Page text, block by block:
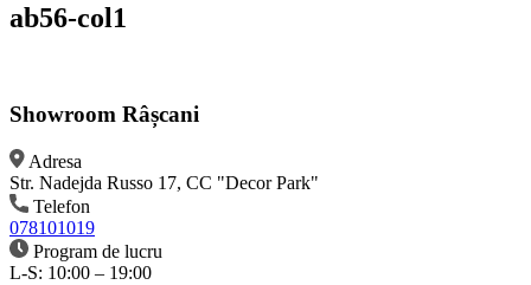
ab56-col1
Showroom Râșcani
Adresa
Str. Nadejda Russo 17, CC "Decor Park"
Telefon
078101019
Program de lucru
L-S: 10:00 – 19:00